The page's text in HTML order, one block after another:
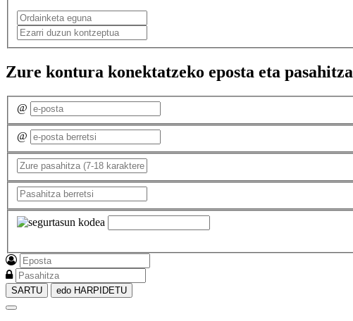
Zure kontura konektatzeko eposta eta pasahitza
@
@
SARTU edo HARPIDETU